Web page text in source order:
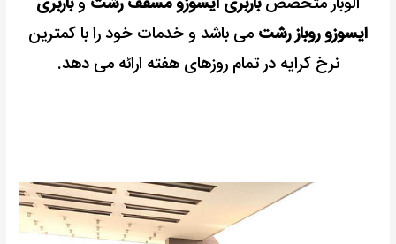
ایسوزو روباز رشت می باشد و خدمات خود را با کمترین
نرخ کرایه در تمام روزهای هفته ارائه می دهد.